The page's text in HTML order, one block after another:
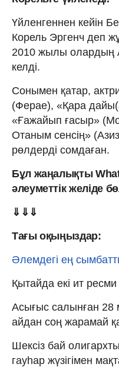
Үйленгеннен кейін
Корель Эргенч деп
2010 жылы олардың
келді.
Сонымен қатар,
(Ферае), «Қара
«Ғажайып ғасыр»
Отаным сенсің»
рөлдерді сомдаған.
Бұл жаңалықты
әлеуметтік желіде
⇓⇓⇓
Тағы оқыңыздар:
Әлемдегі ең
Қытайда екі ит
Асығыс салынған 28
айдан соң жарамай
Шексіз бай
гауһар жүзігімен